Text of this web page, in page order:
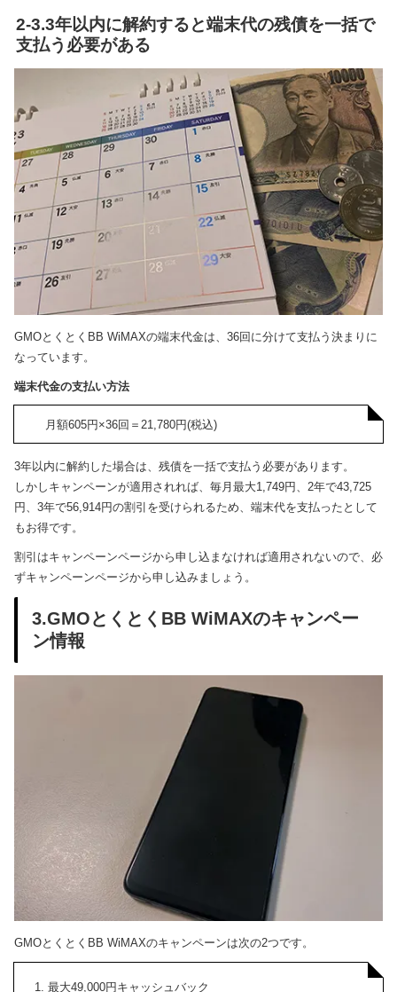
2-3.3年以内に解約すると端末代の残債を一括で
支払う必要がある
GMOとくとくBB WiMAXの端末代金は、36回に分けて支払う決まりに
なっています。
端末代金の支払い方法
月額605円×36回＝21,780円(税込)
3年以内に解約した場合は、残債を一括で支払う必要があります。
しかしキャンペーンが適用されれば、毎月最大1,749円、2年で43,725
円、3年で56,914円の割引を受けられるため、端末代を支払ったとして
もお得です。
割引はキャンペーンページから申し込まなければ適用されないので、必
ずキャンペーンページから申し込みましょう。
3.GMOとくとくBB WiMAXのキャンペー
ン情報
GMOとくとくBB WiMAXのキャンペーンは次の2つです。
最大49,000円キャッシュバック